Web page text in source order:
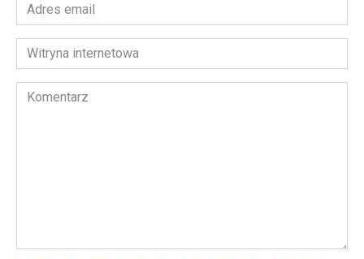
Adres
email
*Witryna
internetowa
Komentarz